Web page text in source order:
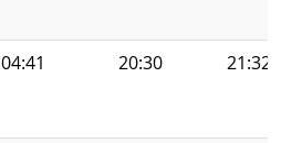
04:41 20:30 21:32